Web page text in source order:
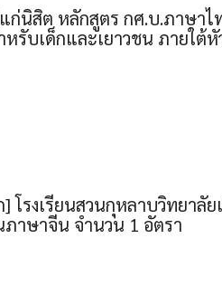
นิสิต หลักสูตร กศ.บ.ภาษาไ
หรับเด็กและเยาวชน ภายใต้
รงเรียนสวนกุหลาบวิทยาลั
าษาจีน จำนวน 1 อัตรา